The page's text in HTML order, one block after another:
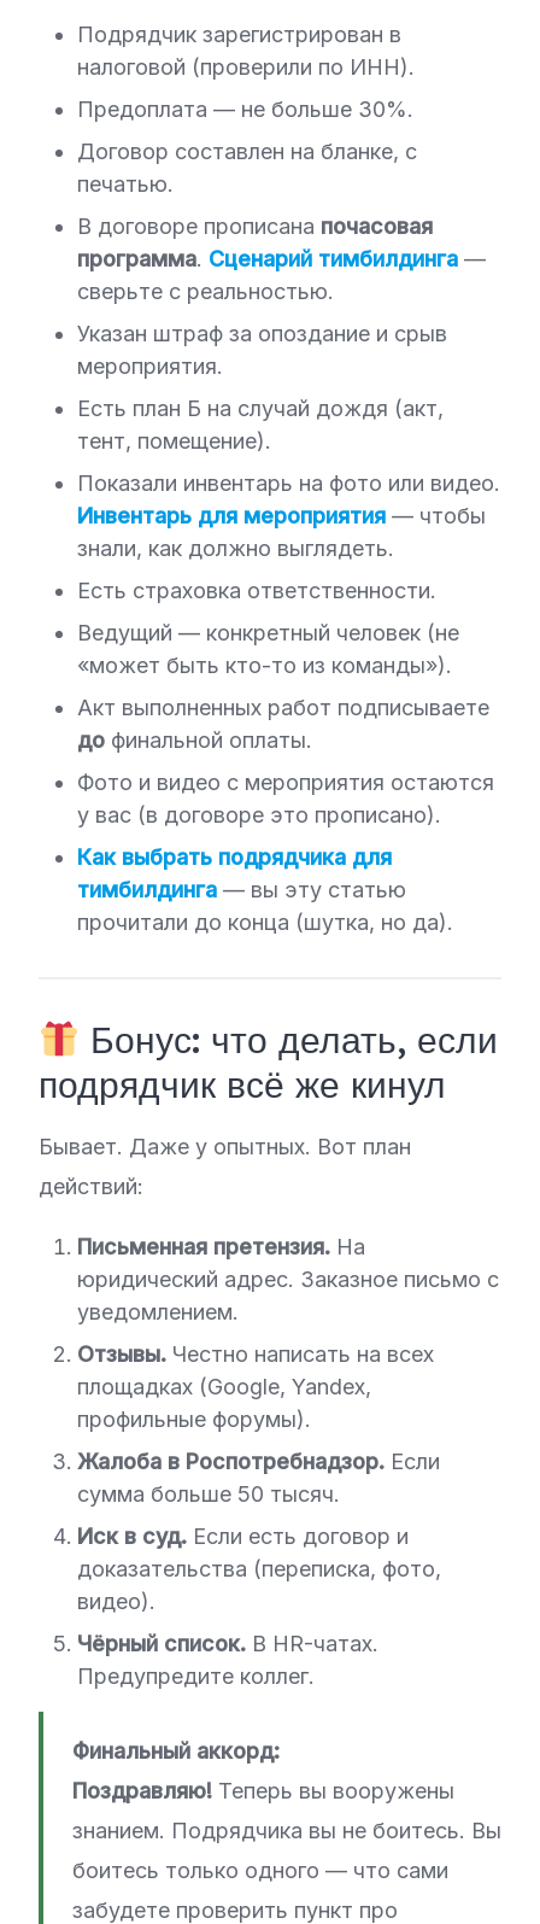
Подрядчик зарегистрирован в
налоговой (проверили по ИНН).
Предоплата — не больше 30%.
Договор составлен на бланке, с
печатью.
В договоре прописана почасовая
программа. Сценарий тимбилдинга —
сверьте с реальностью.
Указан штраф за опоздание и срыв
мероприятия.
Есть план Б на случай дождя (акт,
тент, помещение).
Показали инвентарь на фото или видео.
Инвентарь для мероприятия — чтобы
знали, как должно выглядеть.
Есть страховка ответственности.
Ведущий — конкретный человек (не
«может быть кто-то из команды»).
Акт выполненных работ подписываете
до финальной оплаты.
Фото и видео с мероприятия остаются
у вас (в договоре это прописано).
Как выбрать подрядчика для
тимбилдинга — вы эту статью
прочитали до конца (шутка, но да).
Бонус: что делать, если
подрядчик всё же кинул
Бывает. Даже у опытных. Вот план
действий:
Письменная претензия. На
юридический адрес. Заказное письмо с
уведомлением.
Отзывы. Честно написать на всех
площадках (Google, Yandex,
профильные форумы).
Жалоба в Роспотребнадзор. Если
сумма больше 50 тысяч.
Иск в суд. Если есть договор и
доказательства (переписка, фото,
видео).
Чёрный список. В HR-чатах.
Предупредите коллег.
Финальный аккорд:
Поздравляю! Теперь вы вооружены
знанием. Подрядчика вы не боитесь. Вы
боитесь только одного — что сами
забудете проверить пункт про